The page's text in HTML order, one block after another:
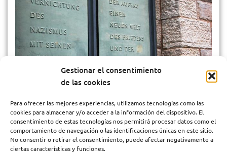
Gestionar el consentimiento
de las cookies
Para ofrecer las mejores experiencias, utilizamos tecnologías como las
cookies para almacenar y/o acceder a la información del dispositivo. El
consentimiento de estas tecnologías nos permitirá procesar datos como el
comportamiento de navegación o las identificaciones únicas en este sitio.
No consentir o retirar el consentimiento, puede afectar negativamente a
ciertas características y funciones.
Prohibición de la kufiya en Buchenwald
Prohibición de la kufiya en Buchenwald: un ataque a